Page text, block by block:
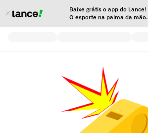
Baixe grátis o app do Lance!
O esporte na palma da mão.